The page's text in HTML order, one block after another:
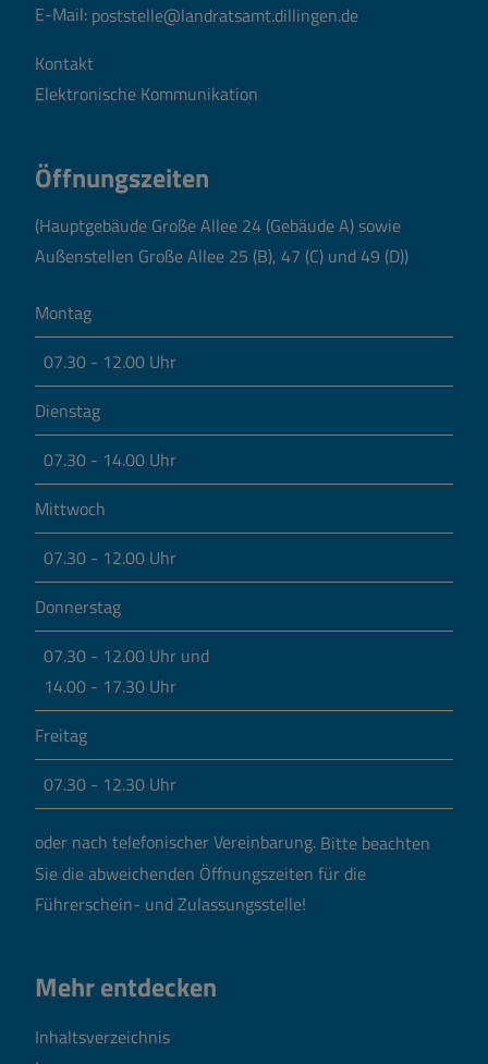
E-Mail: poststelle@landratsamt.dillingen.de
Kontakt
Elektronische Kommunikation
Öffnungszeiten
(Hauptgebäude Große Allee 24 (Gebäude A) sowie
Außenstellen Große Allee 25 (B), 47 (C) und 49 (D))
Montag
07.30 - 12.00 Uhr
Dienstag
07.30 - 14.00 Uhr
Mittwoch
07.30 - 12.00 Uhr
Donnerstag
07.30 - 12.00 Uhr und
14.00 - 17.30 Uhr
Freitag
07.30 - 12.30 Uhr
oder nach telefonischer Vereinbarung. Bitte beachten
Sie die abweichenden Öffnungszeiten für die
Führerschein- und Zulassungsstelle!
Mehr entdecken
Inhaltsverzeichnis